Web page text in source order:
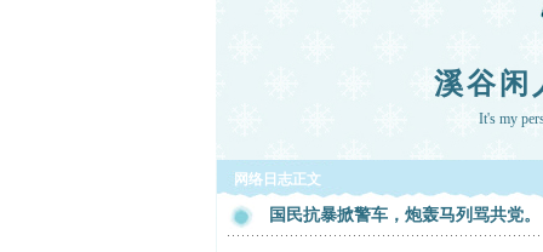
溪谷闲
It's my
网络日志正文
国民抗暴掀警车，炮轰马列骂共党。